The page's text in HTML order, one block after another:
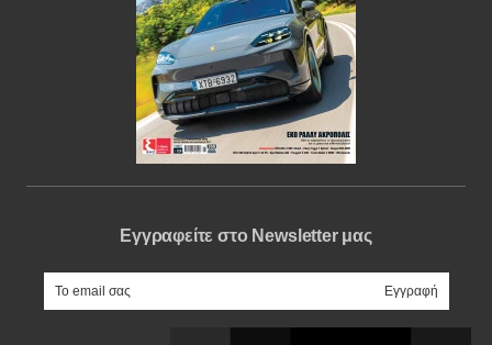
Εγγραφείτε στο Newsletter μας
e-mail